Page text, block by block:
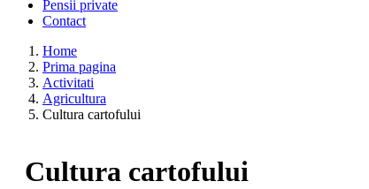
Pensii private
Contact
Home
Prima pagina
Activitati
Agricultura
Cultura cartofului
Cultura cartofului